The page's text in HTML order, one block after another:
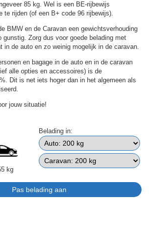
85 kg. Wel is een BE-rijbewijs
te rijden (of een B+ code 96 rijbewijs).
BMW en de Caravan een gewichtsverhouding
Zorg dus voor goede belading met
in de auto en zo weinig mogelijk in de caravan.
en bagage in de auto en in de caravan
alle opties en accessoires) is de
Dit is net iets hoger dan in het algemeen als
jouw situatie!
kg
Belading in: